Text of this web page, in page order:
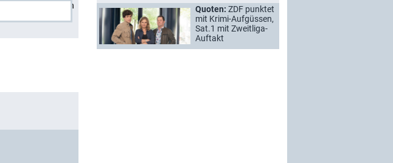
eine weitere Person
Quoten: ZDF punktet
mit Krimi-Aufgüssen,
Sat.1 mit Zweitliga-
Auftakt